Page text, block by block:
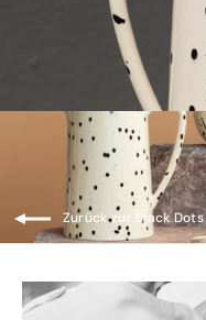
Zurück zur Black Dots